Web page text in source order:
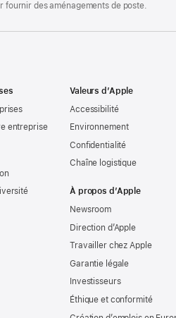
des aménagements de poste.
entreprise
Valeurs d’Apple
Accessibilité
Environnement
Confidentialité
Chaîne logistique
À propos d’Apple
Newsroom
Direction d’Apple
Travailler chez Apple
Garantie légale
Investisseurs
Éthique et conformité